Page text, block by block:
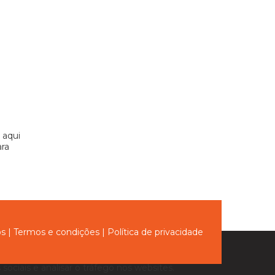
| Termos e condições | Política de privacidade
e analisar o tráfego nos websites.